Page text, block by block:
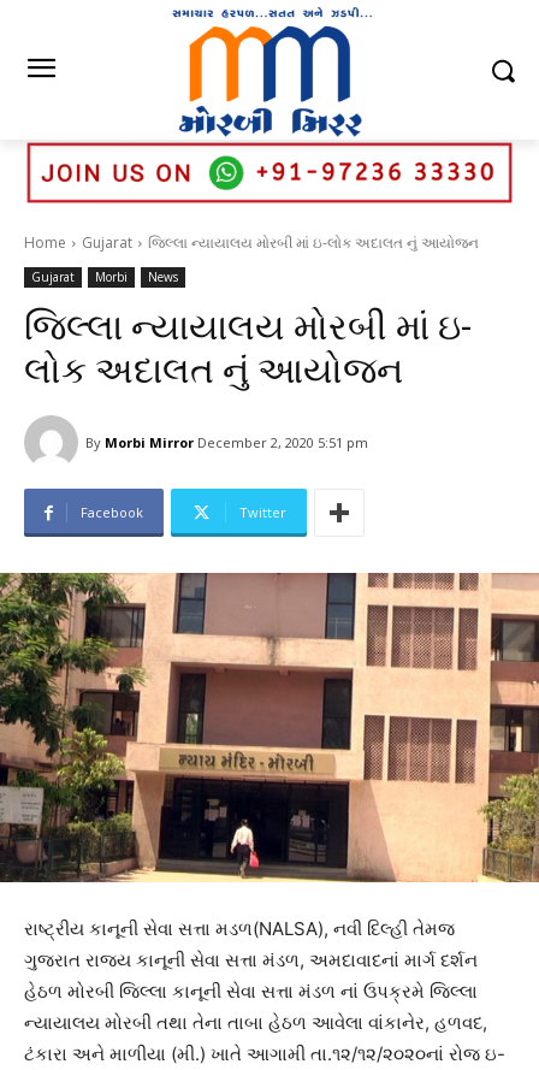
Home Gujarat જિલ્લા ન્યાયાલય મોરબી માં ઇ-લોક અદાલત નું આયોજન
Gujarat Morbi News
જિલ્લા ન્યાયાલય મોરબી માં ઇ-
લોક અદાલત નું આયોજન
By Morbi Mirror December 2, 2020 5:51 pm
Facebook Twitter
રાષ્ટ્રીય કાનૂની સેવા સત્તા મડળ(NALSA), નવી દિલ્હી તેમજ
ગુજરાત રાજ્ય કાનૂની સેવા સત્તા મંડળ, અમદાવાદનાં માર્ગ દર્શન
હેઠળ મોરબી જિલ્લા કાનૂની સેવા સત્તા મંડળ નાં ઉપક્રમે જિલ્લા
ન્યાયાલય મોરબી તથા તેના તાબા હેઠળ આવેલા વાંકાનેર, હળવદ,
ટંકારા અને માળીયા (મી.) ખાતે આગામી તા.૧૨/૧૨/૨૦૨૦નાં રોજ ઇ-